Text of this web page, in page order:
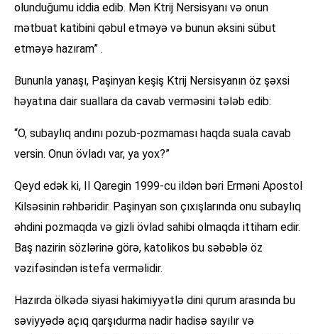
olunduğumu iddia edib. Mən Ktrij Nersisyanı və onun
mətbuat katibini qəbul etməyə və bunun əksini sübut
etməyə hazıram” .
Bununla yanaşı, Paşinyan keşiş Ktrij Nersisyanın öz şəxsi
həyatına dair suallara da cavab verməsini tələb edib:
“O, subaylıq andını pozub-pozmaması haqda suala cavab
versin. Onun övladı var, ya yox?”
Qeyd edək ki, II Qaregin 1999-cu ildən bəri Erməni Apostol
Kilsəsinin rəhbəridir. Paşinyan son çıxışlarında onu subaylıq
əhdini pozmaqda və gizli övlad sahibi olmaqda ittiham edir.
Baş nazirin sözlərinə görə, katolikos bu səbəblə öz
vəzifəsindən istefa verməlidir.
Hazırda ölkədə siyasi hakimiyyətlə dini qurum arasında bu
səviyyədə açıq qarşıdurma nadir hadisə sayılır və